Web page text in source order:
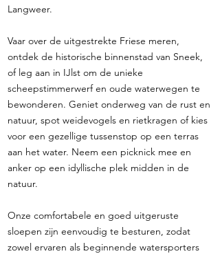
Langweer.
Vaar over de uitgestrekte Friese meren,
ontdek de historische binnenstad van Sneek,
of leg aan in IJlst om de unieke
scheepstimmerwerf en oude waterwegen te
bewonderen. Geniet onderweg van de rust en
natuur, spot weidevogels en rietkragen of kies
voor een gezellige tussenstop op een terras
aan het water. Neem een picknick mee en
anker op een idyllische plek midden in de
natuur.
Onze comfortabele en goed uitgeruste
sloepen zijn eenvoudig te besturen, zodat
zowel ervaren als beginnende watersporters